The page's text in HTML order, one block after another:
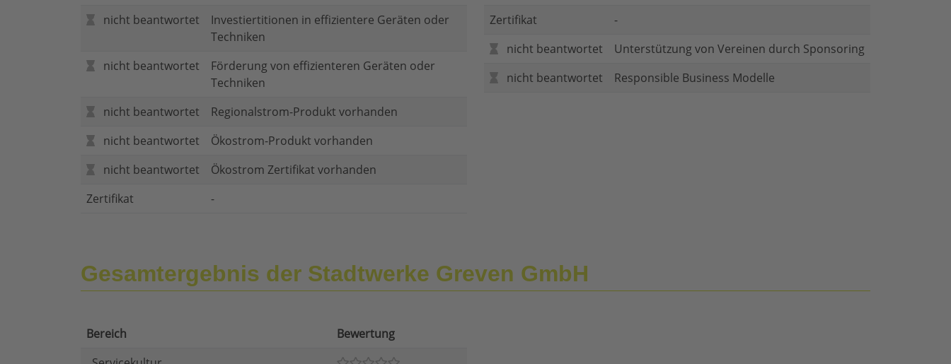
nicht beantwortet
Investiertitionen in effizientere Geräten oder
Techniken
nicht beantwortet
Förderung von effizienteren Geräten oder
Techniken
nicht beantwortet
Regionalstrom-Produkt vorhanden
nicht beantwortet
Ökostrom-Produkt vorhanden
nicht beantwortet
Ökostrom Zertifikat vorhanden
Zertifikat
-
Zertifikat
-
nicht beantwortet
Unterstützung von Vereinen durch Sponsoring
nicht beantwortet
Responsible Business Modelle
Gesamtergebnis der Stadtwerke Greven GmbH
Bereich
Bewertung